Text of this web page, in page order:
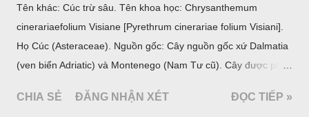
Tên khác: Cúc trừ sâu. Tên khoa học: Chrysanthemum
cinerariaefolium Visiane [Pyrethrum cinerariae folium Visiani].
Họ Cúc (Asteraceae). Nguồn gốc: Cây nguồn gốc xứ Dalmatia
(ven biển Adriatic) và Montenego (Nam Tư cũ). Cây được phân
trồng để khai thác: Pháp, Nga, Đức, Nam Tư (cũ), sau lan
CHIA SẺ ĐĂNG NHẬN XÉT ĐỌC TIẾP »